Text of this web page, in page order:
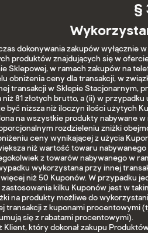
§
dokonywania zakupów
produktów znajdujących się w
w ramach zakupów na
ceny dla transakcji, w
transakcji w Sklepie
81 złotych brutto, a (ii) w
niższa niż iloczyn ilości użytych
na wszystkie produkty nabywane
rozdzieleniu zniżki
ceny wynikającej z użycia
niż wartość towaru
z towarów nabywanego w
wykorzystana przy innej
niż 50 Kuponów. W przypadku
kilku Kuponów jest w
na produkty możliwe do
transakcji z kuponami
się z rabatami procentowymi).
który dokonał zakupu